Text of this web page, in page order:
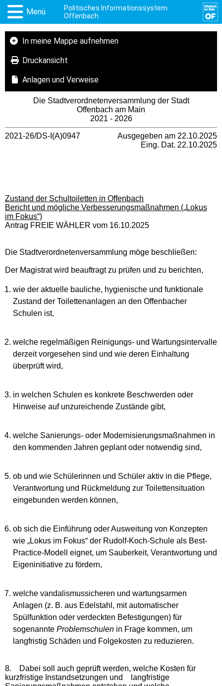
Menü
Politisches Informationssystem
Offenbach
In meine Mappe aufnehmen
Druckansicht
Anlagen und Verweise
Die Stadtverordnetenversammlung der Stadt
Offenbach am Main
2021 - 2026
2021-26/DS-I(A)0947
Ausgegeben am 22.10.2025
Eing. Dat. 22.10.2025
Zustand der Schultoiletten in Offenbach
Bericht und mögliche Verbesserungsmaßnahmen („Lokus
im Fokus“)
Antrag FREIE WÄHLER vom 16.10.2025
Die Stadtverordnetenversammlung möge beschließen:
Der Magistrat wird beauftragt zu prüfen und zu berichten,
wie der aktuelle bauliche, hygienische und funktionale
Zustand der Toilettenanlagen an den Offenbacher
Schulen ist,
welche regelmäßigen Reinigungs- und Wartungsintervalle
derzeit vorgesehen sind und wie deren Einhaltung
überprüft wird,
in welchen Schulen es konkrete Beschwerden oder
Hinweise auf unzureichende Zustände gibt,
welche Sanierungs- oder Modernisierungsmaßnahmen in
den kommenden Jahren geplant oder notwendig sind,
ob und wie Schülerinnen und Schüler aktiv in die Pflege,
Verantwortung und Rückmeldung zur Toilettensituation
eingebunden werden können,
ob sich die Einführung oder Ausweitung von Konzepten
wie „Lokus im Fokus“ der Rudolf-Koch-Schule als Best-
Practice-Modell eignet, um Sauberkeit, Verantwortung und
Eigeninitiative zu fördern,
welche vandalismussicheren und wartungsarmen
Anlagen (z. B. aus Edelstahl, mit automatischer
Spülfunktion oder verdeckten Befestigungen) für
sogenannte Problemschulen in Frage kommen, um
langfristig Schäden und Folgekosten zu reduzieren.
8.
Dabei soll auch geprüft werden, welche Kosten für
kurzfristige Instandsetzungen und langfristige